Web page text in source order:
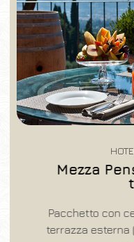
Mezza
Pacchetto con
terrazza esterna